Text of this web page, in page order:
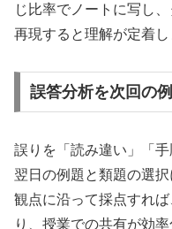
じ比率でノートに写し
再現すると理解が定着し
誤答分析を次回の
誤りを「読み違い」「
翌日の例題と類題の選
観点に沿って採点すれ
り、授業での共有が効率